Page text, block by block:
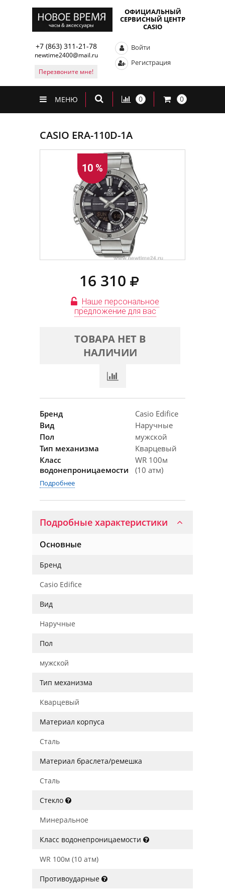
ОФИЦИАЛЬНЫЙ
СЕРВИСНЫЙ ЦЕНТР
CASIO
+7 (863) 311-21-78
newtime2400@mail.ru
Перезвоните мне!
Войти
Регистрация
МЕНЮ 0 0
CASIO ERA-110D-1A
10 %
16 310
Наше персональное
предложение для вас
ТОВАРА НЕТ В
НАЛИЧИИ
Бренд
Casio Edifice
Вид
Наручные
Пол
мужской
Тип механизма
Кварцевый
Класс
водонепроницаемости
WR 100м
(10 атм)
Подробнее
Подробные характеристики
Основные
Бренд
Casio Edifice
Вид
Наручные
Пол
мужской
Тип механизма
Кварцевый
Материал корпуса
Сталь
Материал браслета/ремешка
Сталь
Стекло
Минеральное
Класс водонепроницаемости
WR 100м (10 атм)
Противоударные